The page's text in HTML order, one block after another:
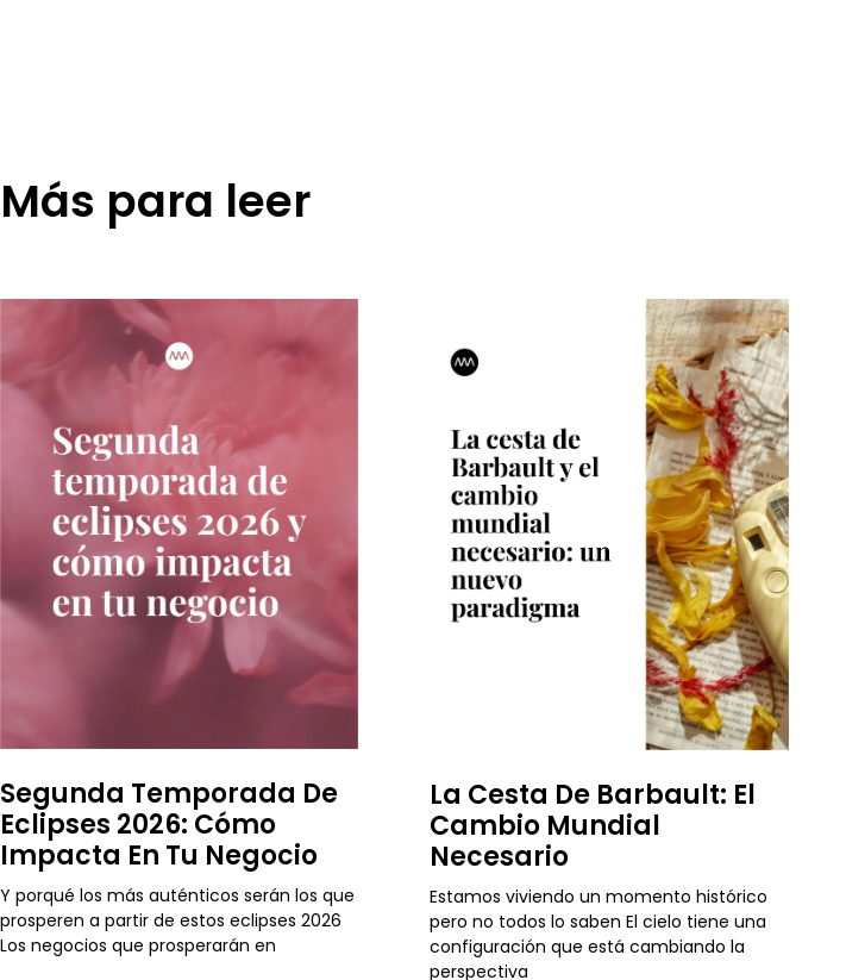
Más para leer
Segunda Temporada De
Eclipses 2026: Cómo
Impacta En Tu Negocio
Y porqué los más auténticos serán los que
prosperen a partir de estos eclipses 2026
Los negocios que prosperarán en
La Cesta De Barbault: El
Cambio Mundial
Necesario
Estamos viviendo un momento histórico
pero no todos lo saben El cielo tiene una
configuración que está cambiando la
perspectiva